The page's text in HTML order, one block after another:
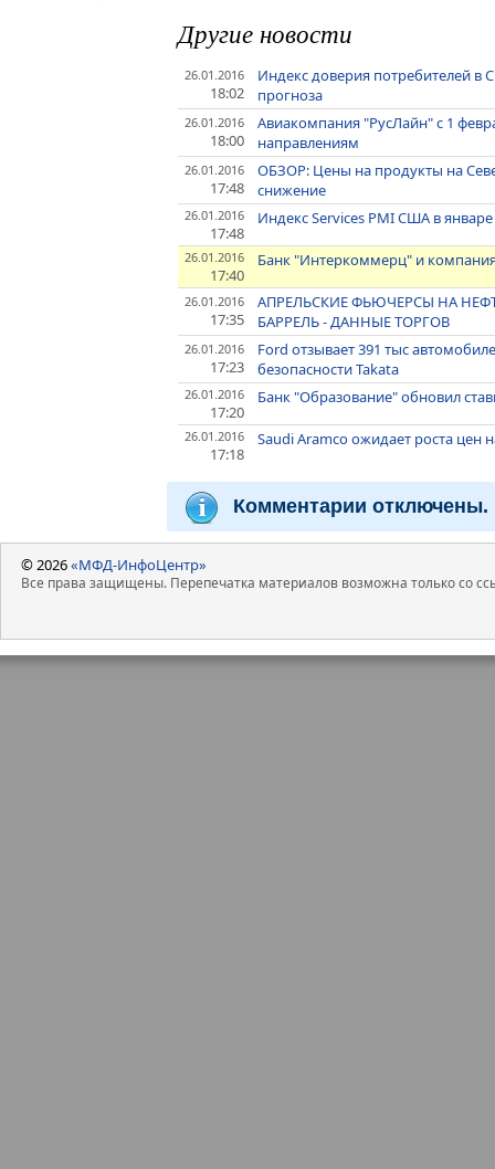
Другие новости
26.01.2016
18:02
Индекс доверия потребителей в
прогноза
26.01.2016
18:00
Авиакомпания "РусЛайн" с 1
направлениям
26.01.2016
17:48
ОБЗОР: Цены на продукты на
снижение
26.01.2016
17:48
Индекс Services PMI США в
26.01.2016
17:40
Банк "Интеркоммерц" и
26.01.2016
17:35
АПРЕЛЬСКИЕ ФЬЮЧЕРСЫ НА
БАРРЕЛЬ - ДАННЫЕ ТОРГОВ
26.01.2016
17:23
Ford отзывает 391 тыс
безопасности Takata
26.01.2016
17:20
Банк "Образование" обновил
26.01.2016
17:18
Saudi Aramco ожидает роста цен
Комментарии отключены.
© 2026«МФД-ИнфоЦентр»
Все права защищены. Перепечатка материалов возможна только со